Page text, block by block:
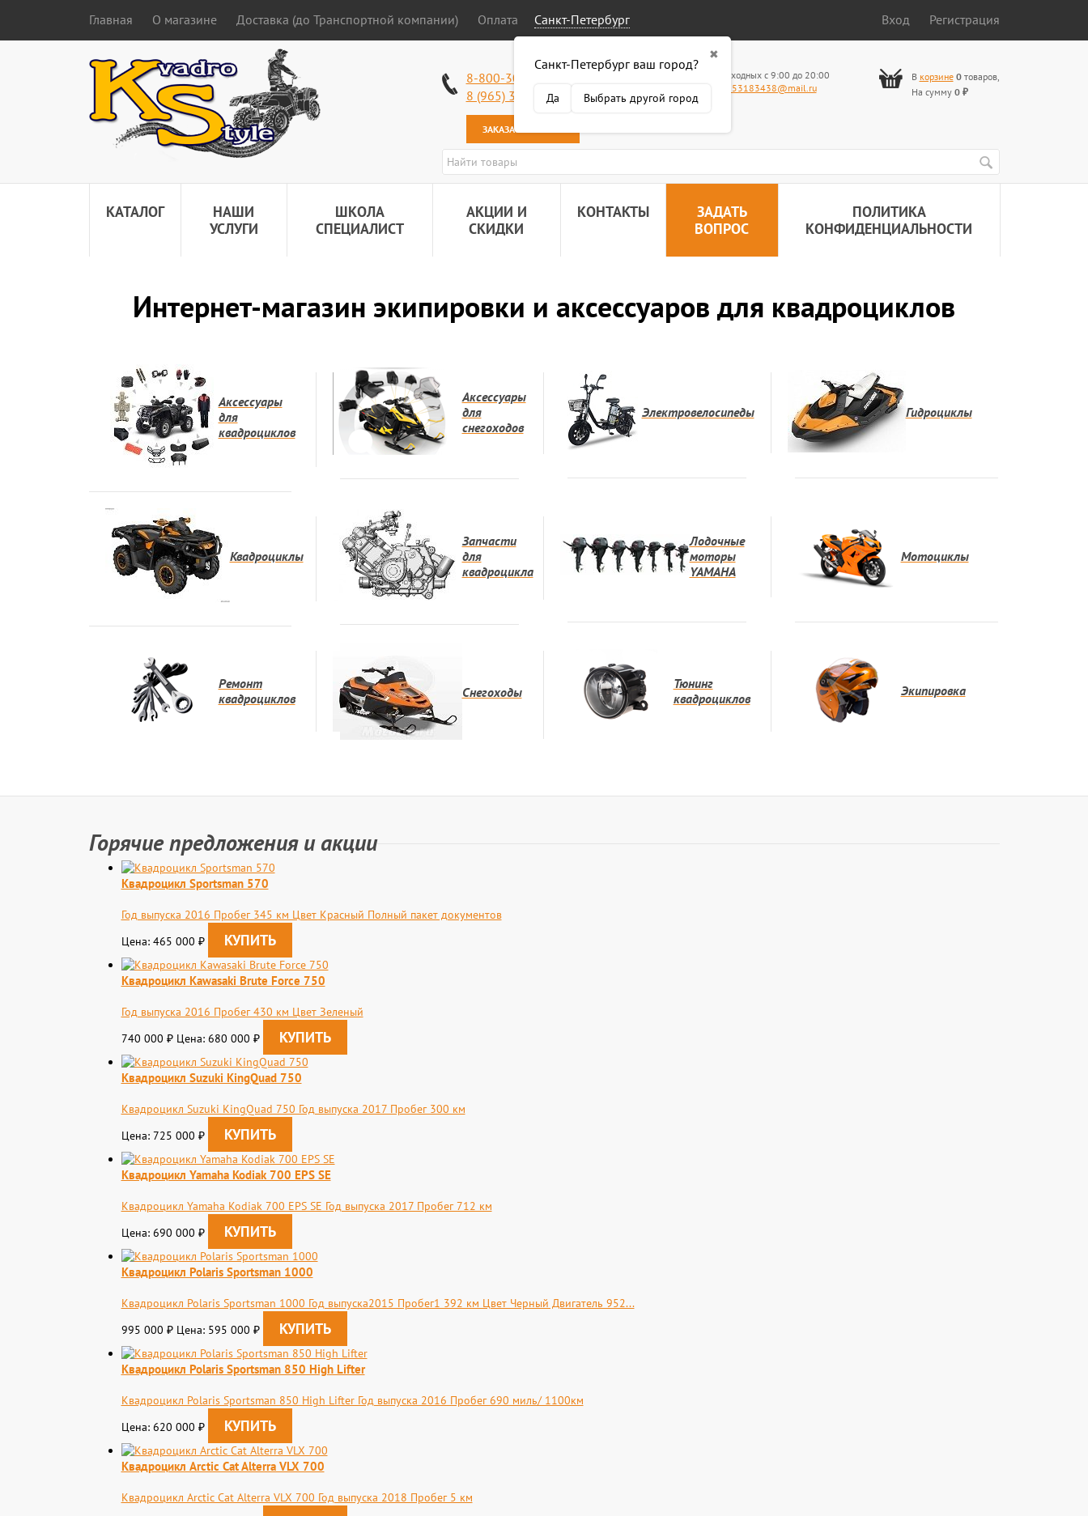
Главная О магазине Доставка (до Транспортной компании) Оплата Санкт-Петербург
✖
Санкт-Петербург ваш город?
Да Выбрать другой город
Вход Регистрация
8-800-301-50-58
8 (965) 318-34-38
ЗАКАЗАТЬ ЗВОНОК
Работаем без выходных с 9:00 до 20:00
89653183438@mail.ru
В корзине 0товаров,
На сумму 0 ₽
КАТАЛОГ
НАШИ
УСЛУГИ
ШКОЛА
СПЕЦИАЛИСТ
АКЦИИ И
СКИДКИ
КОНТАКТЫ
ЗАДАТЬ
ВОПРОС
ПОЛИТИКА
КОНФИДЕНЦИАЛЬНОСТИ
Интернет-магазин экипировки и аксессуаров для квадроциклов
Аксессуары
для
квадроциклов
Аксессуары
для
снегоходов
Электровелосипеды Гидроциклы
Квадроциклы
Запчасти
для
квадроцикла
Лодочные
моторы
YAMAHA
Мотоциклы
Ремонт
квадроциклов
Снегоходы
Тюнинг
квадроциклов
Экипировка
Горячие предложения и акции
Квадроцикл Sportsman 570
Год выпуска 2016 Пробег 345 км Цвет Красный Полный пакет документов
Цена: 465 000 ₽
Квадроцикл Kawasaki Brute Force 750
Год выпуска 2016 Пробег 430 км Цвет Зеленый
740 000 ₽ Цена: 680 000 ₽
Квадроцикл Suzuki KingQuad 750
Квадроцикл Suzuki KingQuad 750 Год выпуска 2017 Пробег 300 км
Цена: 725 000 ₽
Квадроцикл Yamaha Kodiak 700 EPS SE
Квадроцикл Yamaha Kodiak 700 EPS SE Год выпуска 2017 Пробег 712 км
Цена: 690 000 ₽
Квадроцикл Polaris Sportsman 1000
Квадроцикл Polaris Sportsman 1000 Год выпуска2015 Пробег1 392 км Цвет Черный Двигатель 952...
995 000 ₽ Цена: 595 000 ₽
Квадроцикл Polaris Sportsman 850 High Lifter
Квадроцикл Polaris Sportsman 850 High Lifter Год выпуска 2016 Пробег 690 миль/ 1100км
Цена: 620 000 ₽
Квадроцикл Arctic Cat Alterra VLX 700
Квадроцикл Arctic Cat Alterra VLX 700 Год выпуска 2018 Пробег 5 км